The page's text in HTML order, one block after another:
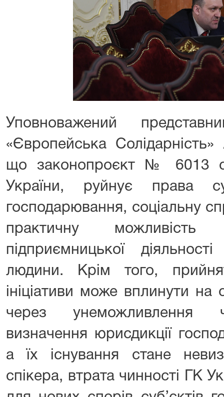
Уповноважений
«Європейська Солідарність»
що законопроєкт № 6013
України, руйнує права
господарювання, соціальну
практичну можливість
підприємницької
людини. Крім того,
ініціативи може вплинути на
через унеможливлення
визначення юрисдикції
а їх існування стане
спікера, втрата чинності ГК